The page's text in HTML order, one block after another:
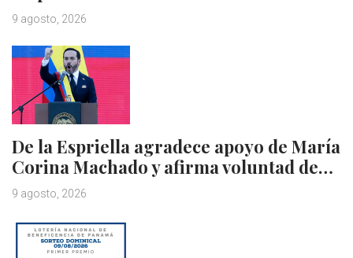
9 agosto, 2026
De la Espriella agradece apoyo de María
Corina Machado y afirma voluntad de…
9 agosto, 2026